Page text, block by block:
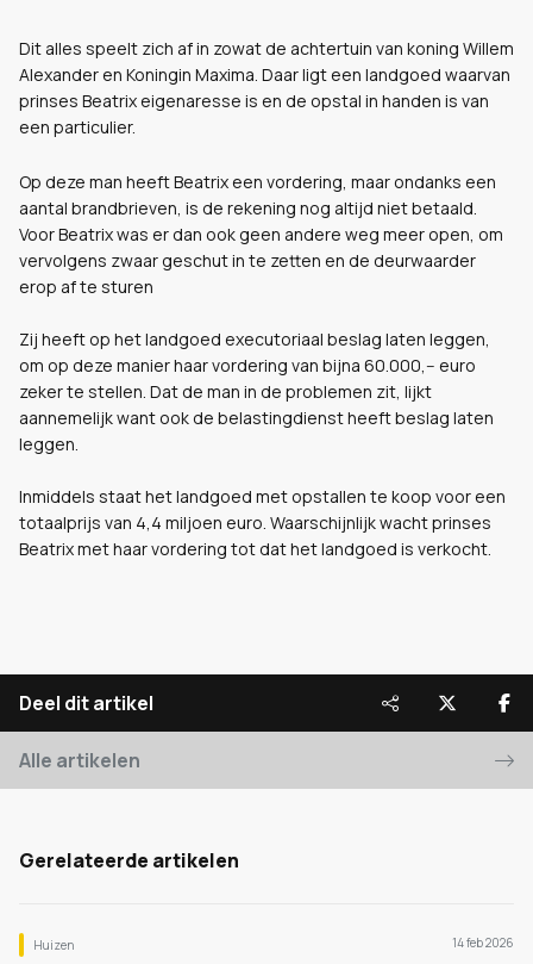
Dit alles speelt zich af in zowat de achtertuin van koning Willem
Alexander en Koningin Maxima. Daar ligt een landgoed waarvan
prinses Beatrix eigenaresse is en de opstal in handen is van
een particulier.
Op deze man heeft Beatrix een vordering, maar ondanks een
aantal brandbrieven, is de rekening nog altijd niet betaald.
Voor Beatrix was er dan ook geen andere weg meer open, om
vervolgens zwaar geschut in te zetten en de deurwaarder
erop af te sturen
Zij heeft op het landgoed executoriaal beslag laten leggen,
om op deze manier haar vordering van bijna 60.000,-- euro
zeker te stellen. Dat de man in de problemen zit, lijkt
aannemelijk want ook de belastingdienst heeft beslag laten
leggen.
Inmiddels staat het landgoed met opstallen te koop voor een
totaalprijs van 4,4 miljoen euro. Waarschijnlijk wacht prinses
Beatrix met haar vordering tot dat het landgoed is verkocht.
Deel dit artikel
Alle artikelen
Gerelateerde artikelen
Huizen 14 feb 2026